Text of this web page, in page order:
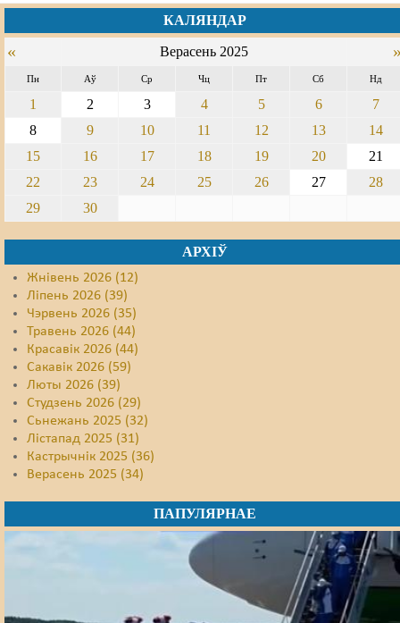
КАЛЯНДАР
« Верасень 2025
Пн Аў Ср Чц Пт Сб Нд
1 2 3 4 5 6
7
8
9 10 11 12 13
14
15
16 17 18 19 20
21
22
23 24 25 26 27
28
29
30
АРХІЎ
Жнівень 2026 (12)
Ліпень 2026 (39)
Чэрвень 2026 (35)
Травень 2026 (44)
Красавік 2026 (44)
Сакавік 2026 (59)
Люты 2026 (39)
Студзень 2026 (29)
Сьнежань 2025 (32)
Лістапад 2025 (31)
Кастрычнік 2025 (36)
Верасень 2025 (34)
ПАПУЛЯРНАЕ
Свабода слова
Суд
Экалёгія
Правы працоўных
Сацыяльныя правы